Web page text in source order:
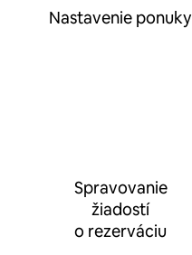
Nastavenie ponuky
Spravovanie
žiadostí
o rezerváciu